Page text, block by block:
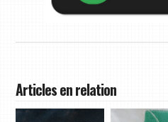
Articles en relation